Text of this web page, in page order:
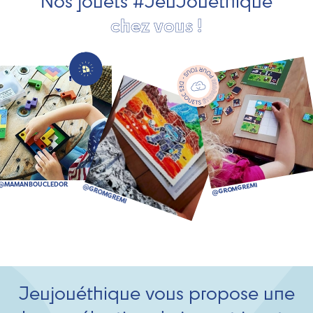
chez vous !
Jeujouéthique vous propose une